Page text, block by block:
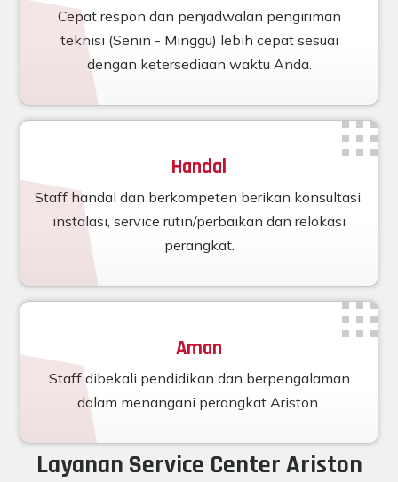
Cepat respon dan penjadwalan pengiriman
teknisi (Senin - Minggu) lebih cepat sesuai
dengan ketersediaan waktu Anda.
Handal
Staff handal dan berkompeten berikan konsultasi,
instalasi, service rutin/perbaikan dan relokasi
perangkat.
Aman
Staff dibekali pendidikan dan berpengalaman
dalam menangani perangkat Ariston.
Layanan Service Center Ariston